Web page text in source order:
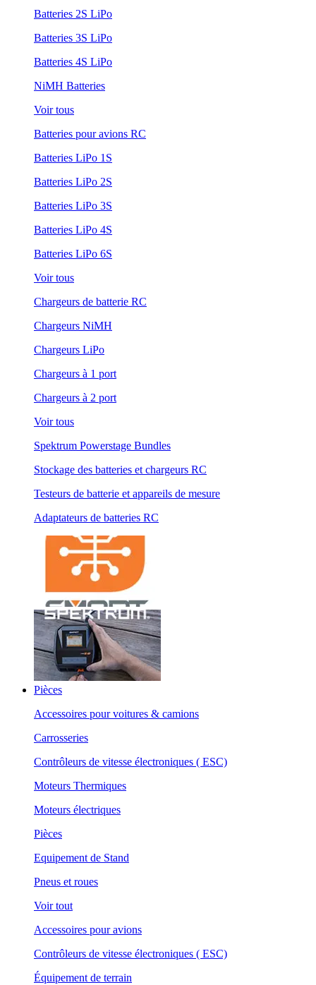
Batteries 2S LiPo
Batteries 3S LiPo
Batteries 4S LiPo
NiMH Batteries
Voir tous
Batteries pour avions RC
Batteries LiPo 1S
Batteries LiPo 2S
Batteries LiPo 3S
Batteries LiPo 4S
Batteries LiPo 6S
Voir tous
Chargeurs de batterie RC
Chargeurs NiMH
Chargeurs LiPo
Chargeurs à 1 port
Chargeurs à 2 port
Voir tous
Spektrum Powerstage Bundles
Stockage des batteries et chargeurs RC
Testeurs de batterie et appareils de mesure
Adaptateurs de batteries RC
Pièces
Accessoires pour voitures & camions
Carrosseries
Contrôleurs de vitesse électroniques ( ESC)
Moteurs Thermiques
Moteurs électriques
Pièces
Equipement de Stand
Pneus et roues
Voir tout
Accessoires pour avions
Contrôleurs de vitesse électroniques ( ESC)
Équipement de terrain